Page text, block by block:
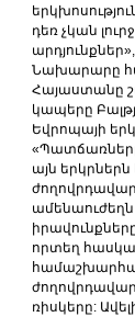
դեռ չկան
Նախարարը
Հայաստանը
կապերը
Եվրոպայի
այն
որտեղ
ռիսկերը: